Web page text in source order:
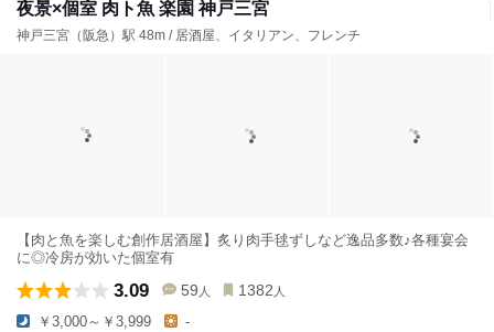
夜景×個室 肉ト魚 楽園 神戸三宮
神戸三宮（阪急）駅 48m / 居酒屋、イタリアン、フレンチ
【肉と魚を楽しむ創作居酒屋】炙り肉手毬ずしなど逸品多数♪各種宴会
に◎冷房が効いた個室有
3.09 59 人 1382 人
￥3,000～￥3,999 -